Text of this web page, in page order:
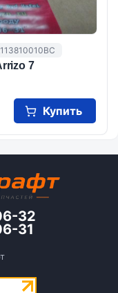
7
Купить
32
31